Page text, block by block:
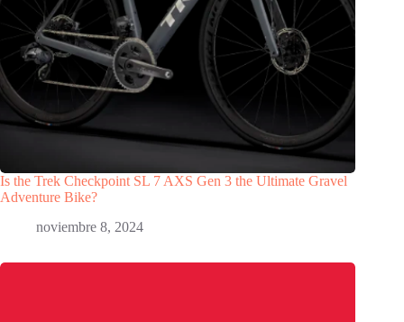
Is the Trek Checkpoint SL 7 AXS Gen 3 the Ultimate Gravel
Adventure Bike?
noviembre 8, 2024